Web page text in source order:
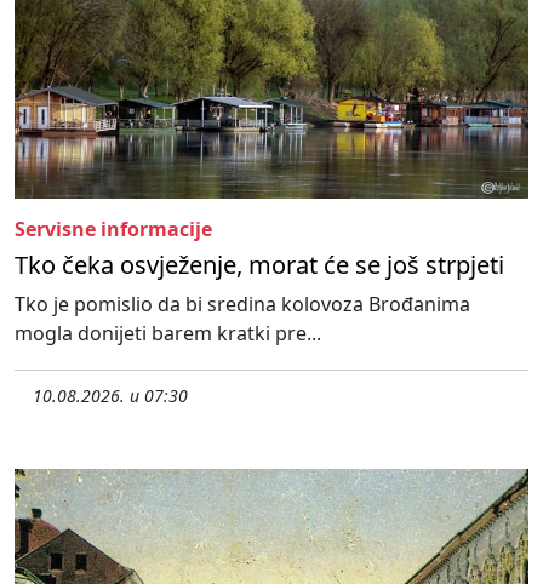
Servisne informacije
Tko čeka osvježenje, morat će se još strpjeti
Tko je pomislio da bi sredina kolovoza Brođanima
mogla donijeti barem kratki pre...
10.08.2026. u 07:30